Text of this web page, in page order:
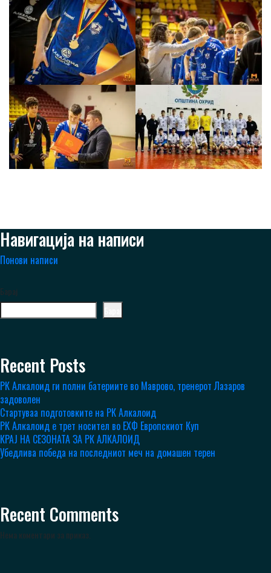
Навигација на написи
Понови написи
Барај
Recent Posts
РК Алкалоид ги полни батериите во Маврово, тренерот Лазаров
задоволен
Стартуваа подготовките на РК Алкалоид
РК Алкалоид е трет носител во ЕХФ Европскиот Куп
КРАЈ НА СЕЗОНАТА ЗА РК АЛКАЛОИД
Убедлива победа на последниот меч на домашен терен
Recent Comments
Нема коментари за приказ.